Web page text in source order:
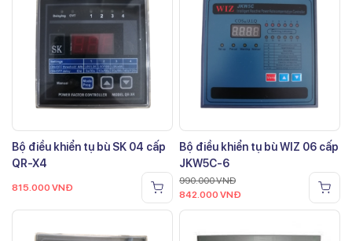
Bộ điều khiển tụ bù SK 04 cấp
QR-X4
815.000 VNĐ
Bộ điều khiển tụ bù WIZ 06 cấp
JKW5C-6
990.000VNĐ
842.000 VNĐ